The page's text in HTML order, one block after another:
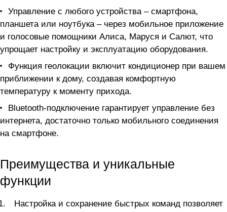
Управление с любого устройства – смартфона,
планшета или ноутбука – через мобильное приложение
и голосовые помощники Алиса, Маруся и Салют, что
упрощает настройку и эксплуатацию оборудования.
Функция геолокации включит кондиционер при вашем
приближении к дому, создавая комфортную
температуру к моменту прихода.
Bluetooth-подключение гарантирует управление без
интернета, достаточно только мобильного соединения
на смартфоне.
Преимущества и уникальные
функции
Настройка и сохранение быстрых команд позволяет